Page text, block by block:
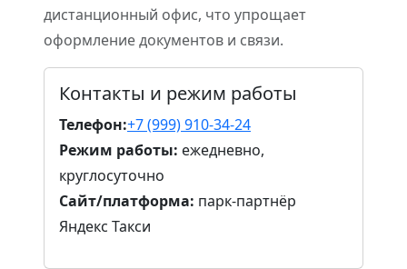
дистанционный офис, что упрощает
оформление документов и связи.
Контакты и режим работы
Телефон:+7 (999) 910-34-24
Режим работы: ежедневно,
круглосуточно
Сайт/платформа: парк-партнёр
Яндекс Такси